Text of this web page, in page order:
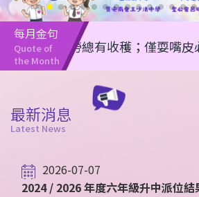
每月金句
Quote of
the Month
任何勤勞總有收穫；僅耍嘴皮必致
最新消息
Latest News
2026-07-07
2024 / 2026 年度六年級升中派位結